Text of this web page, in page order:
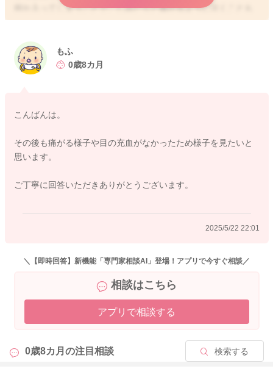
何か入ってしまうことで、しみたりと痛がるように泣くことも
あると思います。
しかしその後も特にお変わりなく過ごされているのであれば、
ご心配が残る時には、受診をなさってみてください。
どうぞよろしくおねがいします。
もふ
0歳8カ月
こんばんは。
その後も痛がる様子や目の充血がなかったため様子を見たいと
思います。
ご丁寧に回答いただきありがとうございます。
2025/5/22 22:01
＼【即時回答】新機能「専門家相談AI」登場！アプリで今すぐ相談／
相談はこちら
アプリで相談する
0歳8カ月の注目相談 検索する